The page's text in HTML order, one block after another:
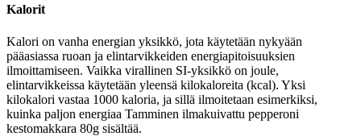
Kalorit
Kalori on vanha energian yksikkö, jota käytetään nykyään
pääasiassa ruoan ja elintarvikkeiden energiapitoisuuksien
ilmoittamiseen. Vaikka virallinen SI-yksikkö on joule,
elintarvikkeissa käytetään yleensä kilokaloreita (kcal). Yksi
kilokalori vastaa 1000 kaloria, ja sillä ilmoitetaan esimerkiksi,
kuinka paljon energiaa Tamminen ilmakuivattu pepperoni
kestomakkara 80g sisältää.